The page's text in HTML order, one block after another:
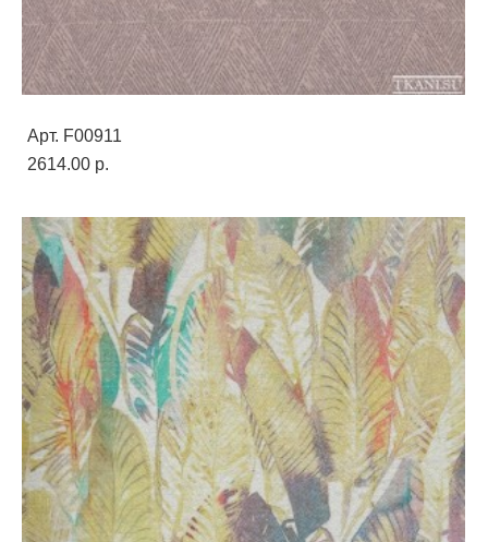
Арт. F00911
2614.00 p.